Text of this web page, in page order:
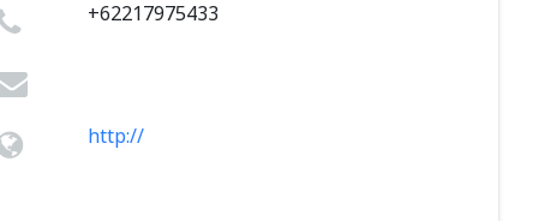
+62217975433
http://